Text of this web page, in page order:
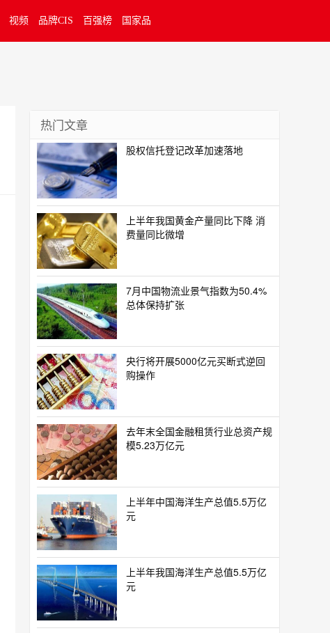
视频 品牌CIS 百强榜 国家品
热门文章
股权信托登记改革加速落地
上半年我国黄金产量同比下降 消
费量同比微增
7月中国物流业景气指数为50.4%
总体保持扩张
央行将开展5000亿元买断式逆回
购操作
去年末全国金融租赁行业总资产规
模5.23万亿元
上半年中国海洋生产总值5.5万亿
元
上半年我国海洋生产总值5.5万亿
元